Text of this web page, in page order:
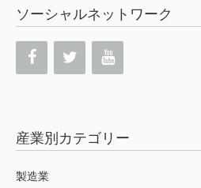
ソーシャルネットワーク
産業別カテゴリー
製造業